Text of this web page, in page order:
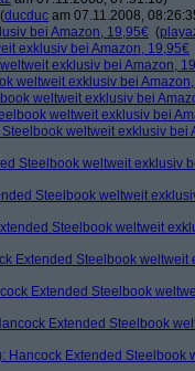
(ducduc am 07.11.2008,
bei Amazon, 19,95€ (
exklusiv bei Amazon, 19,95€
exklusiv bei Amazon,
weltweit exklusiv bei
weltweit exklusiv bei
weltweit exklusiv bei
weltweit exklusiv bei
Steelbook weltweit exklusiv
Steelbook weltweit
Steelbook weltweit
Extended Steelbook weltweit
Extended Steelbook
Extended Steelbook
Hancock Extended Steelbook